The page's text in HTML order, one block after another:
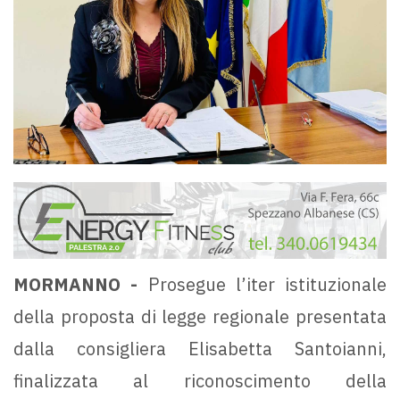
MORMANNO - Prosegue l’iter istituzionale
della proposta di legge regionale presentata
dalla consigliera Elisabetta Santoianni,
finalizzata al riconoscimento della